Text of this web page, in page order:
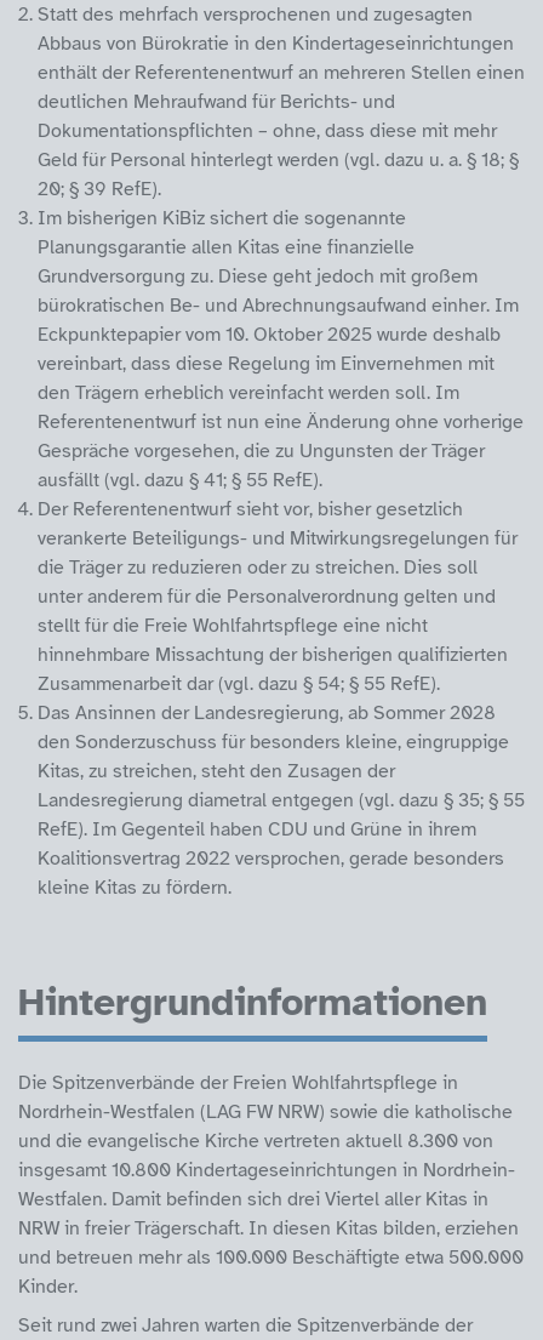
Statt des mehrfach versprochenen und zugesagten
Abbaus von Bürokratie in den Kindertageseinrichtungen
enthält der Referentenentwurf an mehreren Stellen einen
deutlichen Mehraufwand für Berichts- und
Dokumentationspflichten – ohne, dass diese mit mehr
Geld für Personal hinterlegt werden (vgl. dazu u. a. § 18; §
20; § 39 RefE).
Im bisherigen KiBiz sichert die sogenannte
Planungsgarantie allen Kitas eine finanzielle
Grundversorgung zu. Diese geht jedoch mit großem
bürokratischen Be- und Abrechnungsaufwand einher. Im
Eckpunktepapier vom 10. Oktober 2025 wurde deshalb
vereinbart, dass diese Regelung im Einvernehmen mit
den Trägern erheblich vereinfacht werden soll. Im
Referentenentwurf ist nun eine Änderung ohne vorherige
Gespräche vorgesehen, die zu Ungunsten der Träger
ausfällt (vgl. dazu § 41; § 55 RefE).
Der Referentenentwurf sieht vor, bisher gesetzlich
verankerte Beteiligungs- und Mitwirkungsregelungen für
die Träger zu reduzieren oder zu streichen. Dies soll
unter anderem für die Personalverordnung gelten und
stellt für die Freie Wohlfahrtspflege eine nicht
hinnehmbare Missachtung der bisherigen qualifizierten
Zusammenarbeit dar (vgl. dazu § 54; § 55 RefE).
Das Ansinnen der Landesregierung, ab Sommer 2028
den Sonderzuschuss für besonders kleine, eingruppige
Kitas, zu streichen, steht den Zusagen der
Landesregierung diametral entgegen (vgl. dazu § 35; § 55
RefE). Im Gegenteil haben CDU und Grüne in ihrem
Koalitionsvertrag 2022 versprochen, gerade besonders
kleine Kitas zu fördern.
Hintergrundinformationen
Die Spitzenverbände der Freien Wohlfahrtspflege in
Nordrhein-Westfalen (LAG FW NRW) sowie die katholische
und die evangelische Kirche vertreten aktuell 8.300 von
insgesamt 10.800 Kindertageseinrichtungen in Nordrhein-
Westfalen. Damit befinden sich drei Viertel aller Kitas in
NRW in freier Trägerschaft. In diesen Kitas bilden, erziehen
und betreuen mehr als 100.000 Beschäftigte etwa 500.000
Kinder.
Seit rund zwei Jahren warten die Spitzenverbände der